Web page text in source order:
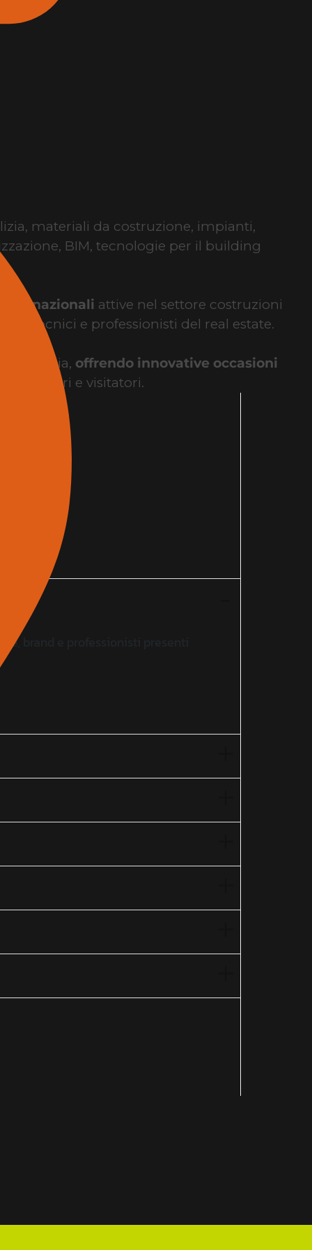
materiali da costruzione, impianti,
BIM, tecnologie per il building
attive nel settore costruzioni
tecnici e professionisti del real estate.
in Italia, offrendo innovative occasioni
espositori e visitatori.
brand e professionisti presenti